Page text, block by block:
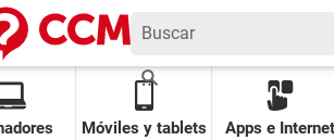
Móviles y tablets Apps e Internet